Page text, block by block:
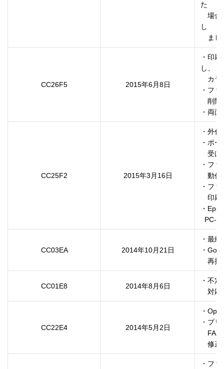
た
場合
し
CC26F5 2015年6月8日
・印
し、
カラ
・フ
削除
・両
CC25F2 2015年3月16日
・外
・ポ
受け
・フ
動作
・フ
印刷
・
PC-
CC03EA 2014年10月21日
・最
・
再接
CC01E8 2014年8月6日
・不
対応
CC22E4 2014年5月2日
・
・プ
FAX
修正
・フ